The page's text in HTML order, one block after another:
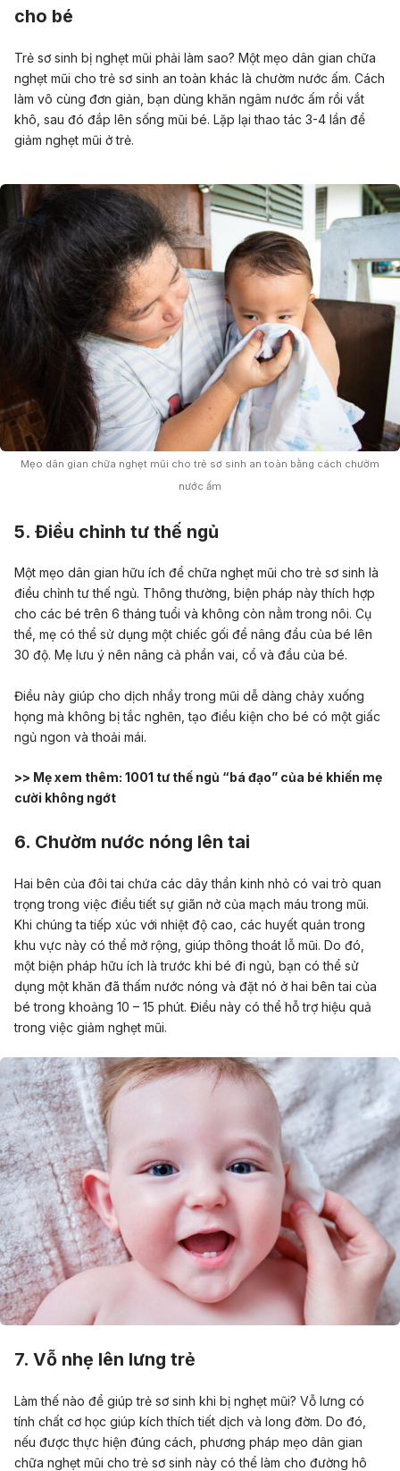
cho bé
Trẻ sơ sinh bị nghẹt mũi phải làm sao? Một mẹo dân gian chữa
nghẹt mũi cho trẻ sơ sinh an toàn khác là chườm nước ấm. Cách
làm vô cùng đơn giản, bạn dùng khăn ngâm nước ấm rồi vắt
khô, sau đó đắp lên sống mũi bé. Lặp lại thao tác 3-4 lần để
giảm nghẹt mũi ở trẻ.
Mẹo dân gian chữa nghẹt mũi cho trẻ sơ sinh an toàn bằng cách chườm
nước ấm
5. Điều chỉnh tư thế ngủ
Một mẹo dân gian hữu ích để chữa nghẹt mũi cho trẻ sơ sinh là
điều chỉnh tư thế ngủ. Thông thường, biện pháp này thích hợp
cho các bé trên 6 tháng tuổi và không còn nằm trong nôi. Cụ
thể, mẹ có thể sử dụng một chiếc gối để nâng đầu của bé lên
30 độ. Mẹ lưu ý nên nâng cả phần vai, cổ và đầu của bé.
Điều này giúp cho dịch nhầy trong mũi dễ dàng chảy xuống
họng mà không bị tắc nghẽn, tạo điều kiện cho bé có một giấc
ngủ ngon và thoải mái.
>> Mẹ xem thêm: 1001 tư thế ngủ “bá đạo” của bé khiến mẹ
cười không ngớt
6. Chườm nước nóng lên tai
Hai bên của đôi tai chứa các dây thần kinh nhỏ có vai trò quan
trọng trong việc điều tiết sự giãn nở của mạch máu trong mũi.
Khi chúng ta tiếp xúc với nhiệt độ cao, các huyết quản trong
khu vực này có thể mở rộng, giúp thông thoát lỗ mũi. Do đó,
một biện pháp hữu ích là trước khi bé đi ngủ, bạn có thể sử
dụng một khăn đã thấm nước nóng và đặt nó ở hai bên tai của
bé trong khoảng 10 – 15 phút. Điều này có thể hỗ trợ hiệu quả
trong việc giảm nghẹt mũi.
7. Vỗ nhẹ lên lưng trẻ
Làm thế nào để giúp trẻ sơ sinh khi bị nghẹt mũi? Vỗ lưng có
tính chất cơ học giúp kích thích tiết dịch và long đờm. Do đó,
nếu được thực hiện đúng cách, phương pháp mẹo dân gian
chữa nghẹt mũi cho trẻ sơ sinh này có thể làm cho đường hô